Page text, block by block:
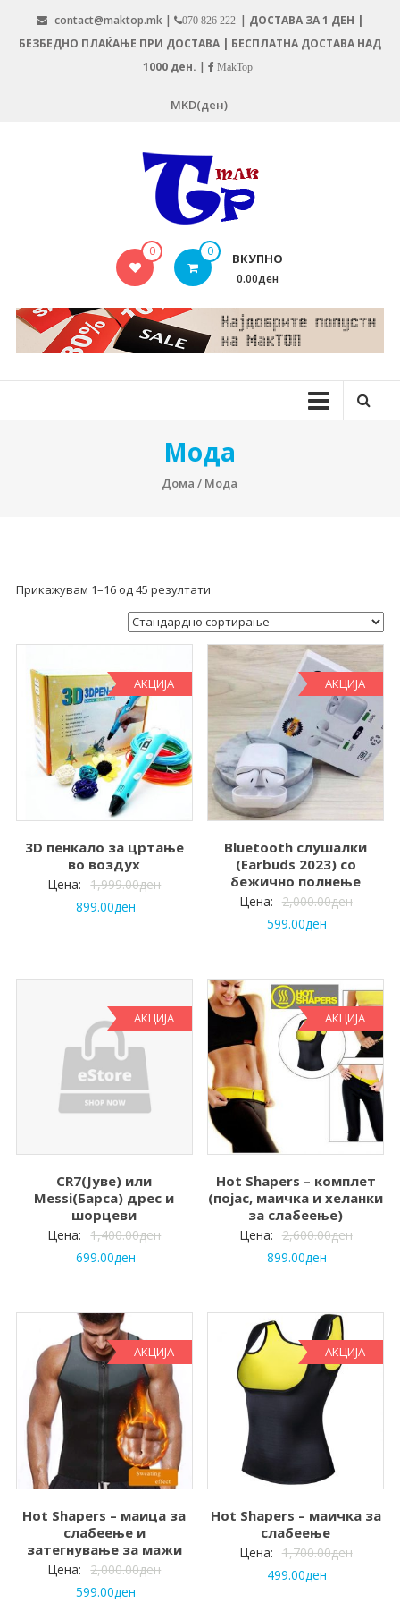
content
contact@maktop.mk | 070 826 222 | ДОСТАВА ЗА 1 ДЕН |
БЕЗБЕДНО ПЛАЌАЊЕ ПРИ ДОСТАВА | БЕСПЛАТНА ДОСТАВА НАД
1000 ден. | MakTop
MKD(ден)
MAKTOP.MK
0 0 ВКУПНО
0.00ден
Мода
Дома / Мода
Прикажувам 1–16 од 45 резултати
АКЦИЈА
3D пенкало за цртање
во воздух
Цена: 1,999.00ден
899.00ден
АКЦИЈА
Bluetooth слушалки
(Earbuds 2023) со
бежично полнење
Цена: 2,000.00ден
599.00ден
АКЦИЈА
CR7(Јуве) или
Messi(Барса) дрес и
шорцеви
Цена: 1,400.00ден
699.00ден
АКЦИЈА
Hot Shapers – комплет
(појас, маичка и хеланки
за слабеење)
Цена: 2,600.00ден
899.00ден
АКЦИЈА
Hot Shapers – маица за
слабеење и
затегнување за мажи
Цена: 2,000.00ден
599.00ден
АКЦИЈА
Hot Shapers – маичка за
слабеење
Цена: 1,700.00ден
499.00ден